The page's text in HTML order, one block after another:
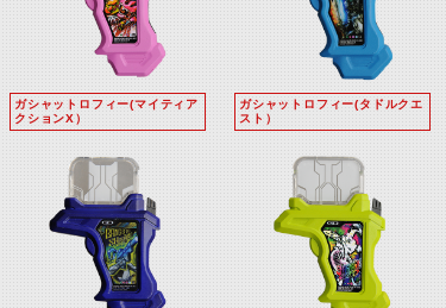
ガシャットロフィー(マイティア
クションX）
ガシャットロフィー(タドルクエ
スト）